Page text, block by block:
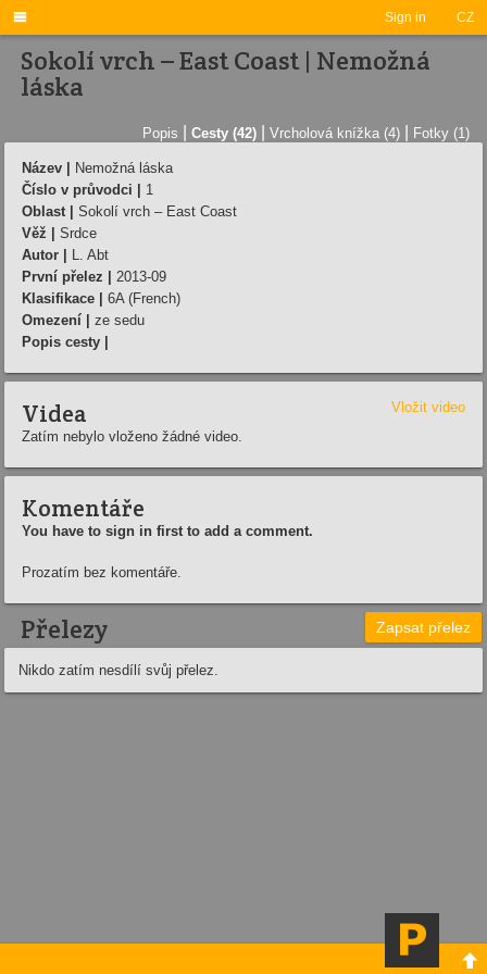
Sign in CZ

Sokolí vrch – East Coast | Nemožná
láska
Popis Cesty (42) Vrcholová knížka (4) Fotky (1)
Název |
Nemožná láska
Číslo v průvodci |
1
Oblast |
Sokolí vrch – East Coast
Věž |
Srdce
Autor |
L. Abt
První přelez |
2013-09
Klasifikace |
6A (French)
Omezení |
ze sedu
Popis cesty |
Videa
Vložit video
Zatím nebylo vloženo žádné video.
Komentáře
You have to sign in first to add a comment.
Prozatím bez komentáře.
Přelezy Zapsat přelez
Nikdo zatím nesdílí svůj přelez.
